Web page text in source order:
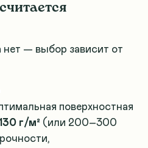
нет — выбор зависит от
поверхностная
г/м² (или 200–300